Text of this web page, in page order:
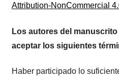
Attribution-NonCommercial
Los autores del
aceptar los siguientes
Haber participado lo